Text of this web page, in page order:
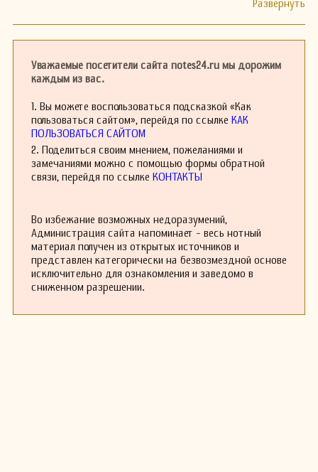
коллективов, включая трио, дуэты и оркестры,
году, наряду с такими работами, как «El
apache argentino» и «Champagne tango».
популярную музыкальную сцену того времени,
особенно в жанре танго, и до сих пор
остаётся важной частью музыкального
Аростеги умер 14 ноября 1938 года в Буэнос-
Айресе, оставив богатое музыкальное
Уважаемые посетители сайта notes24.ru мы дорожим
каждым из вас.
1. Вы можете воспользоваться подсказкой «Как
пользоваться сайтом», перейдя по ссылке КАК
ПОЛЬЗОВАТЬСЯ САЙТОМ
2. Поделиться своим мнением, пожеланиями и
замечаниями можно с помощью формы обратной
связи, перейдя по ссылке КОНТАКТЫ
Во избежание возможных недоразумений,
Администрация сайта напоминает - весь нотный
материал получен из открытых источников и
представлен категорически на безвозмездной основе
исключительно для ознакомления и заведомо в
сниженном разрешении.